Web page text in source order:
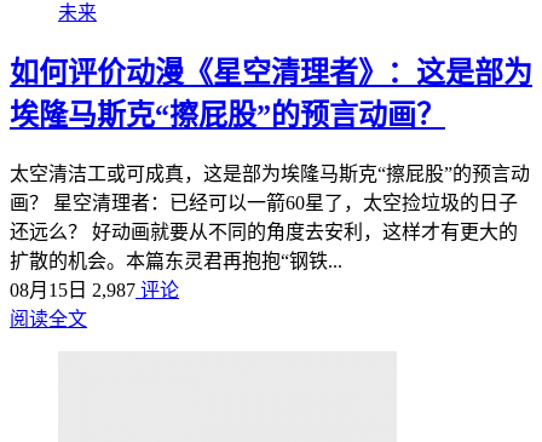
未来
如何评价动漫《星空清理者》：这是部为
埃隆马斯克“擦屁股”的预言动画？
太空清洁工或可成真，这是部为埃隆马斯克“擦屁股”的预言动
画？ 星空清理者：已经可以一箭60星了，太空捡垃圾的日子
还远么？ 好动画就要从不同的角度去安利，这样才有更大的
扩散的机会。本篇东灵君再抱抱“钢铁...
08月15日 2,987 评论
阅读全文